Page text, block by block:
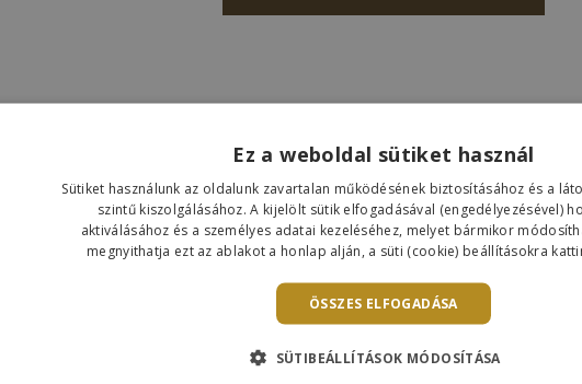
Az év magánrendelője Kapcsolat
Központi szám:
Ez a weboldal sütiket használ
Sütiket használunk az oldalunk zavartalan működésének biztosításához és a
szintű kiszolgálásához. A kijelölt sütik elfogadásával (engedélyezésével)
aktiválásához és a személyes adatai kezeléséhez, melyet bármikor
megnyithatja ezt az ablakot a honlap alján, a süti (cookie) beállításokra
ÖSSZES ELFOGADÁSA
SÜTIBEÁLLÍTÁSOK MÓDOSÍTÁSA